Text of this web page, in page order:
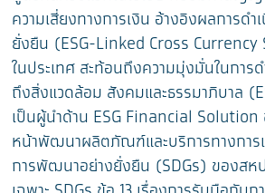
ความเสี่ยงทางการเงิน อ้างอิงผลการดำ
ยั่งยืน (ESG-Linked Cross Currency
ในประเทศ สะท้อนถึงความมุ่งมั่นในการ
ถึงสิ่งแวดล้อม สังคมและธรรมาภิบาล
เป็นผู้นำด้าน ESG Financial Solution
หน้าพัฒนาผลิตภัณฑ์และบริการทางการ
การพัฒนาอย่างยั่งยืน (SDGs) ของสห